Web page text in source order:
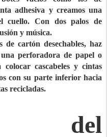
adhesiva y creamos una
cuello. Con dos palos de
y música.
de cartón desechables, haz
perforadora de papel o
cascabeles y cintas
con su parte inferior hacia
recicladas.
del